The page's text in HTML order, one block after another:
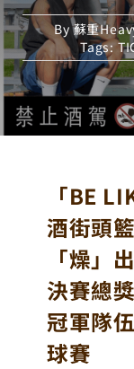
By蘇重
Tags:
「BE
酒街頭
「燥」
決賽總
冠軍隊
球賽